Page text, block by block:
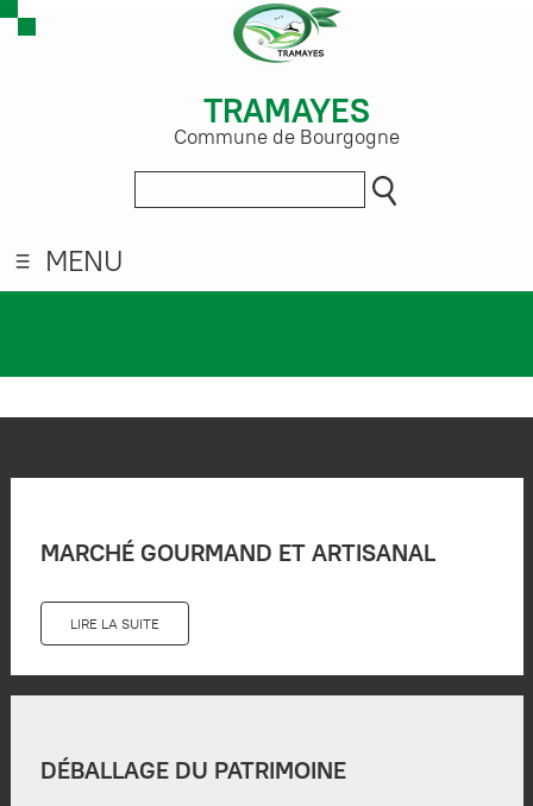
TRAMAYES
Commune de Bourgogne
MENU
MARCHÉ GOURMAND ET ARTISANAL
LIRE LA SUITE
DÉBALLAGE DU PATRIMOINE